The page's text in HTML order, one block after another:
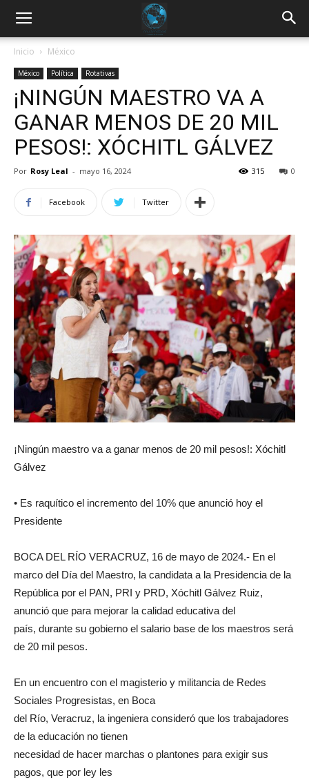
Inicio México
México Política Rotativas
¡NINGÚN MAESTRO VA A
GANAR MENOS DE 20 MIL
PESOS!: XÓCHITL GÁLVEZ
Por Rosy Leal - mayo 16, 2024 0
315
Facebook Twitter
¡Ningún maestro va a ganar menos de 20 mil pesos!: Xóchitl
Gálvez
• Es raquítico el incremento del 10% que anunció hoy el
Presidente
BOCA DEL RÍO VERACRUZ, 16 de mayo de 2024.- En el
marco del Día del Maestro, la candidata a la Presidencia de la
República por el PAN, PRI y PRD, Xóchitl Gálvez Ruiz,
anunció que para mejorar la calidad educativa del
país, durante su gobierno el salario base de los maestros será
de 20 mil pesos.
En un encuentro con el magisterio y militancia de Redes
Sociales Progresistas, en Boca
del Río, Veracruz, la ingeniera consideró que los trabajadores
de la educación no tienen
necesidad de hacer marchas o plantones para exigir sus
pagos, que por ley les